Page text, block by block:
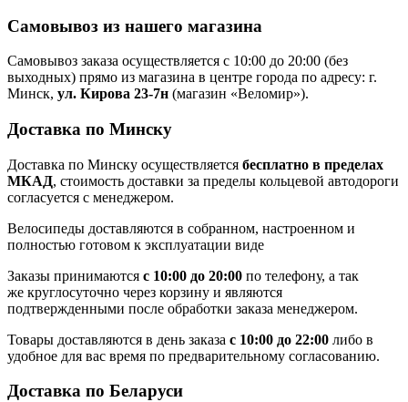
Самовывоз из нашего магазина
Самовывоз заказа осуществляется с 10:00 до 20:00 (без
выходных) прямо из магазина в центре города по адресу: г.
Минск, ул. Кирова 23-7н (магазин «Веломир»).
Доставка по Минску
Доставка по Минску осуществляется бесплатно в пределах
МКАД, стоимость доставки за пределы кольцевой автодороги
согласуется с менеджером.
Велосипеды доставляются в собранном, настроенном и
полностью готовом к эксплуатации виде
Заказы принимаются с 10:00 до 20:00 по телефону, а так
же круглосуточно через корзину и являются
подтвержденными после обработки заказа менеджером.
Товары доставляются в день заказа с 10:00 до 22:00 либо в
удобное для вас время по предварительному согласованию.
Доставка по Беларуси